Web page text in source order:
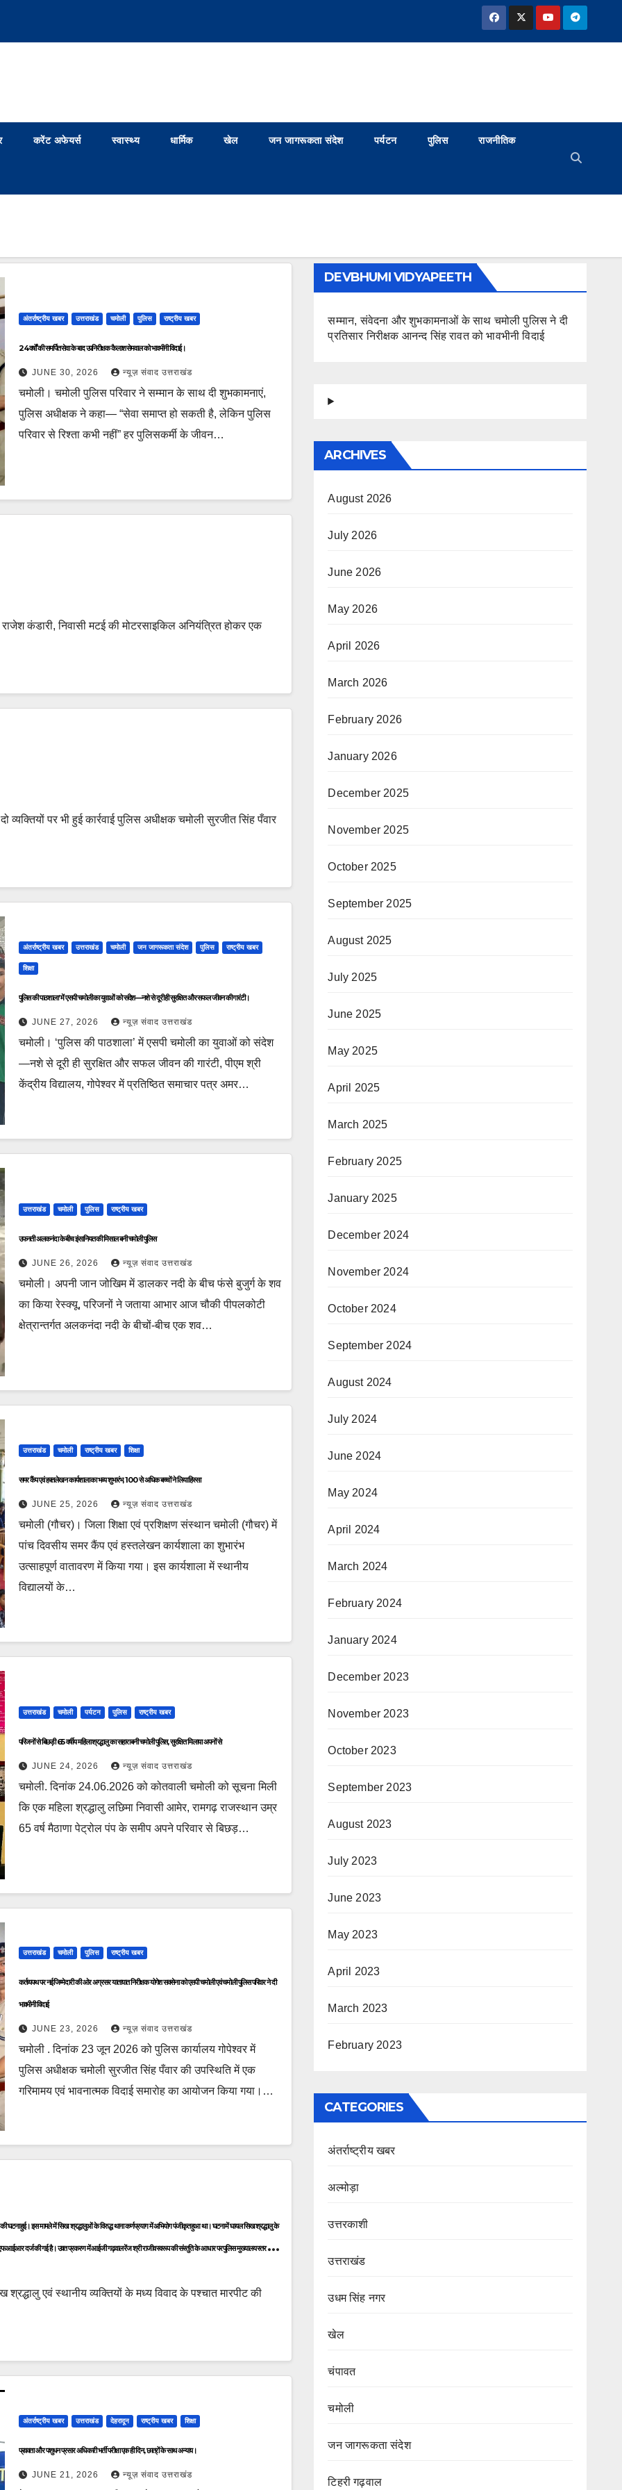
करेंट अफेयर्स स्वास्थ्य धार्मिक खेल जन जागरूकता संदेश पर्यटन पुलिस राजनीतिक
अंतर्राष्ट्रीय खबर उत्तराखंड चमोली पुलिस राष्ट्रीय खबर
24 वर्षों की समर्पित सेवा के बाद उपनिरीक्षक कैलाश सेमवाल को भावभीनी विदाई।
JUNE 30, 2026 न्यूज़ संवाद उत्तराखंड
चमोली। चमोली पुलिस परिवार ने सम्मान के साथ दी शुभकामनाएं,
पुलिस अधीक्षक ने कहा— “सेवा समाप्त हो सकती है, लेकिन पुलिस
परिवार से रिश्ता कभी नहीं” हर पुलिसकर्मी के जीवन…
कंडारी, निवासी मटई की मोटरसाइकिल अनियंत्रित होकर एक
पर भी हुई कार्रवाई पुलिस अधीक्षक चमोली सुरजीत सिंह पँवार
अंतर्राष्ट्रीय खबर उत्तराखंड चमोली जन जागरूकता संदेश पुलिस राष्ट्रीय खबर
शिक्षा
पुलिस की पाठशाला’ में एसपी चमोली का युवाओं को संदेश—नशे से दूरी ही सुरक्षित और सफल जीवन की गारंटी।
JUNE 27, 2026 न्यूज़ संवाद उत्तराखंड
चमोली। ‘पुलिस की पाठशाला’ में एसपी चमोली का युवाओं को संदेश
—नशे से दूरी ही सुरक्षित और सफल जीवन की गारंटी, पीएम श्री
केंद्रीय विद्यालय, गोपेश्वर में प्रतिष्ठित समाचार पत्र अमर…
उत्तराखंड चमोली पुलिस राष्ट्रीय खबर
उफनती अलकनंदा के बीच इंसानियत की मिसाल बनी चमोली पुलिस
JUNE 26, 2026 न्यूज़ संवाद उत्तराखंड
चमोली। अपनी जान जोखिम में डालकर नदी के बीच फंसे बुजुर्ग के शव
का किया रेस्क्यू, परिजनों ने जताया आभार आज चौकी पीपलकोटी
क्षेत्रान्तर्गत अलकनंदा नदी के बीचों-बीच एक शव…
उत्तराखंड चमोली राष्ट्रीय खबर शिक्षा
समर कैंप एवं हस्तलेखन कार्यशाला का भव्य शुभारंभ, 100 से अधिक बच्चों ने लिया हिस्सा
JUNE 25, 2026 न्यूज़ संवाद उत्तराखंड
चमोली (गौचर)। जिला शिक्षा एवं प्रशिक्षण संस्थान चमोली (गौचर) में
पांच दिवसीय समर कैंप एवं हस्तलेखन कार्यशाला का शुभारंभ
उत्साहपूर्ण वातावरण में किया गया। इस कार्यशाला में स्थानीय
विद्यालयों के…
उत्तराखंड चमोली पर्यटन पुलिस राष्ट्रीय खबर
परिजनों से बिछड़ी 65 वर्षीय महिला श्रद्धालु का सहारा बनी चमोली पुलिस, सुरक्षित मिलाया अपनों से
JUNE 24, 2026 न्यूज़ संवाद उत्तराखंड
चमोली. दिनांक 24.06.2026 को कोतवाली चमोली को सूचना मिली
कि एक महिला श्रद्धालु लछिमा निवासी आमेर, रामगढ़ राजस्थान उम्र
65 वर्ष मैठाणा पेट्रोल पंप के समीप अपने परिवार से बिछड़…
उत्तराखंड चमोली पुलिस राष्ट्रीय खबर
कर्तव्यपथ पर नई जिम्मेदारी की ओर अग्रसर यातायात निरीक्षक योगेश सक्सेना को एसपी चमोली एवं चमोली पुलिस परिवार ने दी
भावभीनी विदाई
JUNE 23, 2026 न्यूज़ संवाद उत्तराखंड
चमोली . दिनांक 23 जून 2026 को पुलिस कार्यालय गोपेश्वर में
पुलिस अधीक्षक चमोली सुरजीत सिंह पँवार की उपस्थिति में एक
गरिमामय एवं भावनात्मक विदाई समारोह का आयोजन किया गया।…
में सिख श्रद्धालुओं के विरुद्ध थाना कर्णप्रयाग में अभियोग पंजीकृत हुआ था। घटना में घायल सिख श्रद्धालु के
एवं स्थानीय व्यक्तियों के मध्य विवाद के पश्चात मारपीट की
अंतर्राष्ट्रीय खबर उत्तराखंड देहरादून राष्ट्रीय खबर शिक्षा
प्रवक्ता और पशुधन प्रसार अधिकारी भर्ती परीक्षा एक ही दिन, छात्रों के साथ अन्याय।
JUNE 21, 2026 न्यूज़ संवाद उत्तराखंड
DEVBHUMI VIDYAPEETH
सम्मान, संवेदना और शुभकामनाओं के साथ चमोली पुलिस ने दी
प्रतिसार निरीक्षक आनन्द सिंह रावत को भावभीनी विदाई
ARCHIVES
August 2026
July 2026
June 2026
May 2026
April 2026
March 2026
February 2026
January 2026
December 2025
November 2025
October 2025
September 2025
August 2025
July 2025
June 2025
May 2025
April 2025
March 2025
February 2025
January 2025
December 2024
November 2024
October 2024
September 2024
August 2024
July 2024
June 2024
May 2024
April 2024
March 2024
February 2024
January 2024
December 2023
November 2023
October 2023
September 2023
August 2023
July 2023
June 2023
May 2023
April 2023
March 2023
February 2023
CATEGORIES
अंतर्राष्ट्रीय खबर
अल्मोड़ा
उत्तरकाशी
उत्तराखंड
उधम सिंह नगर
खेल
चंपावत
चमोली
जन जागरूकता संदेश
टिहरी गढ़वाल